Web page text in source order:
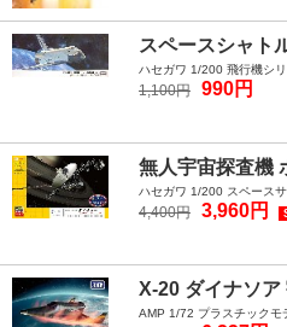
スペースシャト
ハセガワ 1/200 飛行機シ
1,100円 990円
無人宇宙探査機
ハセガワ 1/200 スペース
4,400円 3,960円
X-20 ダイナソア
AMP 1/72 プラスチックモ